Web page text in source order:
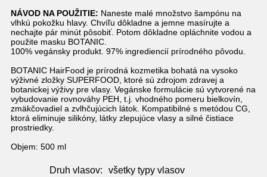
NÁVOD NA POUŽITIE: Naneste malé množstvo šampónu na
vlhkú pokožku hlavy. Chvíľu dôkladne a jemne masírujte a
nechajte pár minút pôsobiť. Potom dôkladne opláchnite vodou a
použite masku BOTANIC.
100% vegánsky produkt. 97% ingrediencií prírodného pôvodu.
BOTANIC HairFood je prírodná kozmetika bohatá na vysoko
výživné zložky SUPERFOOD, ktoré sú zdrojom zdravej a
botanickej výživy pre vlasy. Vegánske formulácie sú vytvorené na
vybudovanie rovnováhy PEH, t.j. vhodného pomeru bielkovín,
zmäkčovadiel a zvlhčujúcich látok. Kompatibilné s metódou CG,
ktorá eliminuje silikóny, látky zlepujúce vlasy a silné čistiace
prostriedky.
Objem: 500 ml
Druh vlasov:
všetky typy vlasov